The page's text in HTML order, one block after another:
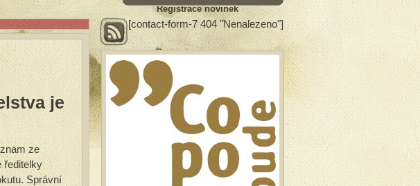
je
ze
ředitelky
Správní
Registrace novinek
[contact-form-7 404 "Nenalezeno"]